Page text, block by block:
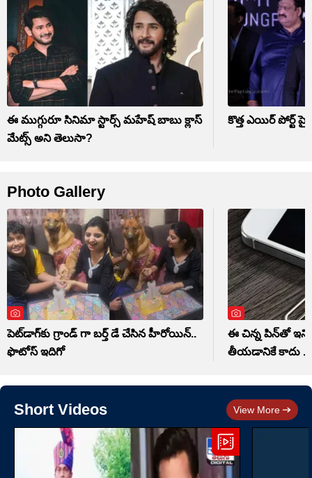
ఈ ముగ్గురూ సినిమా స్టార్స్ మహేష్ బాబు క్లాస్‌
మేట్స్ అని తెలుసా?
కొత్త ఎయిర్ పోర్ట్ పై
Photo Gallery
పెట్‌డాగ్‌కు గ్రాండ్ గా బర్త్ డే చేసిన హీరోయిన్..
ఫొటోస్ ఇదిగో
ఈ చిన్న పిన్‌తో
తీయడానికే కాదు ..
Short Videos View More